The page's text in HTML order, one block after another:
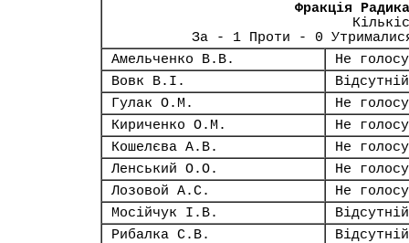
Фракція
За - 1 Проти - 0
Амельченко В.В.
Не
Вовк В.І.
Відсутній
Гулак О.М.
Не
Кириченко О.М.
Не
Кошелєва А.В.
Не
Ленський О.О.
Не
Лозовой А.С.
Не
Мосійчук І.В.
Відсутній
Рибалка С.В.
Відсутній